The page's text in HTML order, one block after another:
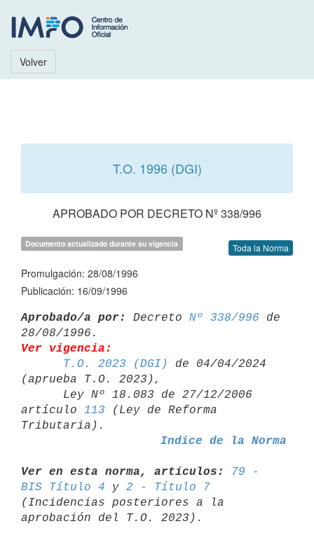
Volver
T.O. 1996 (DGI)
APROBADO POR DECRETO Nº 338/996
Documento actualizado durante su vigencia Toda la Norma
Promulgación: 28/08/1996
Publicación: 16/09/1996
Aprobado/a por: Decreto Nº 338/996 de
Ver vigencia:
T.O. 2023 (DGI)
de 04/04/2024
(aprueba T.O. 2023),
artículo 113 (Ley de Reforma
Indice de la Norma
Ver en esta norma, artículos:
79 -
BIS Título 4 y 2 - Título 7
(Incidencias posteriores a la